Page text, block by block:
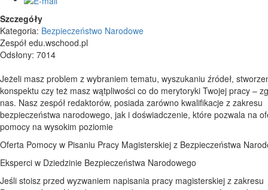
Szczegóły
Kategoria: Bezpieczeństwo Narodowe
Zespół edu.wschood.pl
Odsłony: 7014
Jeżeli masz problem z wybraniem tematu, wyszukaniu źródeł,
konspektu czy też masz wątpliwości co do merytoryki Twojej pracy –
nas. Nasz zespół redaktorów, posiada zarówno kwalifikacje z zakresu
bezpieczeństwa narodowego, jak i doświadczenie, które pozwala na
pomocy na wysokim poziomie
Oferta Pomocy w Pisaniu Pracy Magisterskiej z Bezpieczeństwa
Eksperci w Dziedzinie Bezpieczeństwa Narodowego
Jeśli stoisz przed wyzwaniem napisania pracy magisterskiej z zakresu